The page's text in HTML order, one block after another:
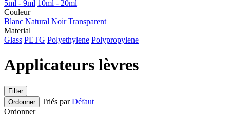
5ml - 9ml 10ml - 20ml
Couleur
Blanc Natural Noir Transparent
Material
Glass PETG Polyethylene Polypropylene
Applicateurs lèvres
Filter
Ordonner
Triés parDéfaut
Ordonner